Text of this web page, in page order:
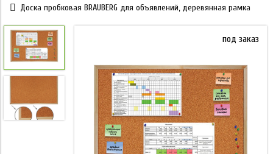
Доска пробковая BRAUBERG для объявлений, деревянная рамка
под заказ